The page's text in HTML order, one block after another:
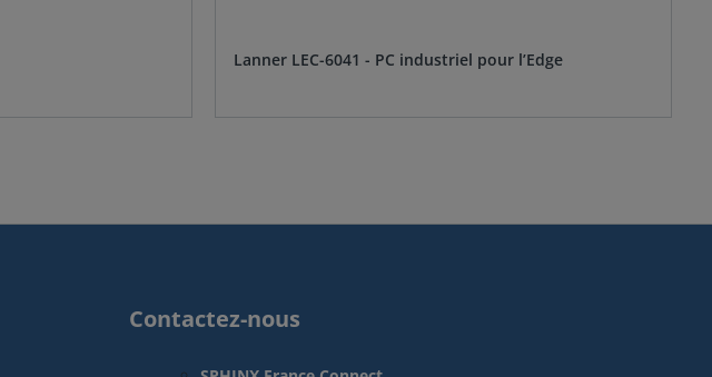
Lanner LEC-6041 - PC industriel pour l’Edge
Contactez-nous